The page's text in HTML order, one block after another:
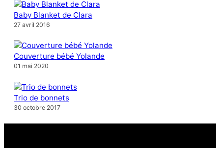
Baby Blanket de Clara
27 avril 2016
Couverture bébé Yolande
01 mai 2020
Trio de bonnets
30 octobre 2017